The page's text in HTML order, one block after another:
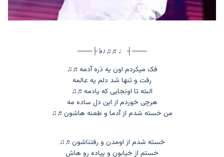
───┤ ♩♬♫♪♭ ├───
فک میکردم اون یه ذره آدمه♬♫
رفت و تنها شد دلم یه عالمه
البته تا اونجایی که یادمه♬♫
هرچی خوردم از این دل ساده مه
من خسته شدم از آدما و طعنه هاشون♬♫
خسته شدم از اومدن و رفتناشون♬♫
خستم از خیابون و پیاده رو هاش